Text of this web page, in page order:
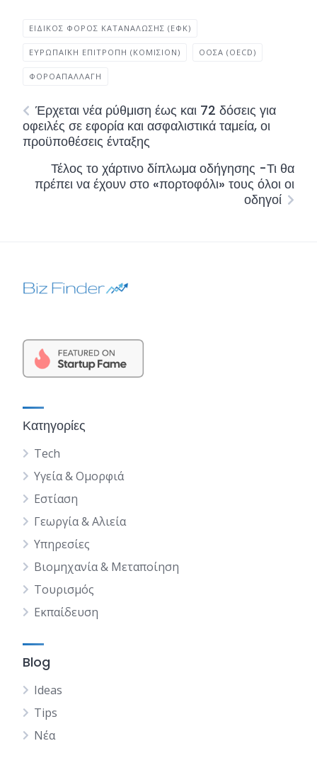
ΕΙΔΙΚΌΣ ΦΌΡΟΣ ΚΑΤΑΝΆΛΩΣΗΣ (ΕΦΚ)
ΕΥΡΩΠΑΪΚΉ ΕΠΙΤΡΟΠΉ (ΚΟΜΙΣΙΌΝ) ΟΟΣΑ (OECD)
ΦΟΡΟΑΠΑΛΛΑΓΉ
Έρχεται νέα ρύθμιση έως και 72 δόσεις για
οφειλές σε εφορία και ασφαλιστικά ταμεία, οι
προϋποθέσεις ένταξης
Τέλος το χάρτινο δίπλωμα οδήγησης -Τι θα
πρέπει να έχουν στο «πορτοφόλι» τους όλοι οι
οδηγοί
Κατηγορίες
Tech
Υγεία & Ομορφιά
Εστίαση
Γεωργία & Αλιεία
Υπηρεσίες
Βιομηχανία & Μεταποίηση
Τουρισμός
Εκπαίδευση
Blog
Ideas
Tips
Νέα